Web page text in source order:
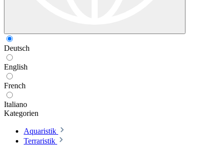
Deutsch
English
French
Italiano
Kategorien
Aquaristik
Terraristik